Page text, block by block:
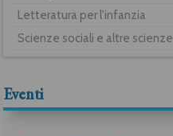
Letteratura per l'infanzia
Scienze sociali e altre scienze
Eventi